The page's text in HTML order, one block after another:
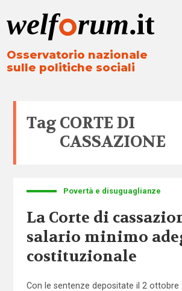
Osservatorio nazionale
sulle politiche sociali
Tag CORTE DI
CASSAZIONE
Povertà e disuguaglianze
La Corte di
salario minimo
costituzionale
Con le sentenze depositate il 2 ottobre